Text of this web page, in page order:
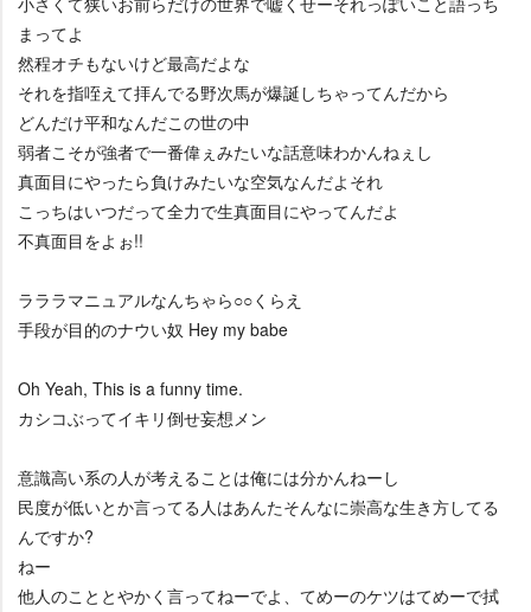
まってよ
然程オチもないけど最高だよな
それを指咥えて拝んでる野次馬が爆誕しちゃってんだから
どんだけ平和なんだこの世の中
弱者こそが強者で一番偉ぇみたいな話意味わかんねぇし
真面目にやったら負けみたいな空気なんだよそれ
こっちはいつだって全力で生真面目にやってんだよ
不真面目をよぉ!!
ラララマニュアルなんちゃら○○くらえ
手段が目的のナウい奴 Hey my babe
Oh Yeah, This is a funny time.
カシコぶってイキリ倒せ妄想メン
意識高い系の人が考えることは俺には分かんねーし
民度が低いとか言ってる人はあんたそんなに崇高な生き方してる
んですか?
ねー
他人のこととやかく言ってねーでよ、てめーのケツはてめーで拭